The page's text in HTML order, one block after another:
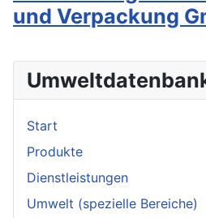
und Verpackung
Start
Produkte
Dienstleistungen
Umwelt (spezielle Bereiche)